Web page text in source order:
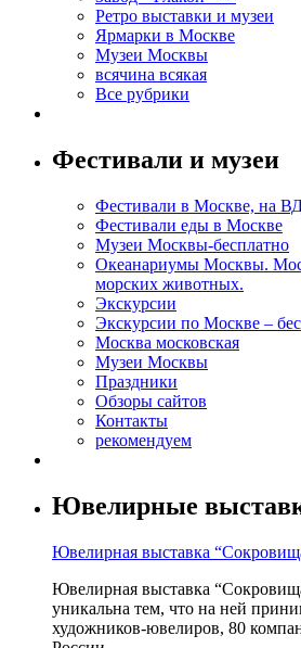
Ретро выставки и музеи
Ярмарки в Москве
Музеи Москвы
всячина всякая
Все рубрики
Фестивали и музеи
Фестивали в Москве, на
Фестивали еды в Москве
Музеи Москвы-бесплатно
Океанариумы Москвы.
морских животных.
Экскурсии
Экскурсии по Москве –
Москва московская
Музеи Москвы
Праздники
Обзоры сайтов
Контакты
рекомендуем
Ювелирные
Ювелирная выставка
Ювелирная выставка
уникальна тем, что на ней
художников-ювелиров, 80